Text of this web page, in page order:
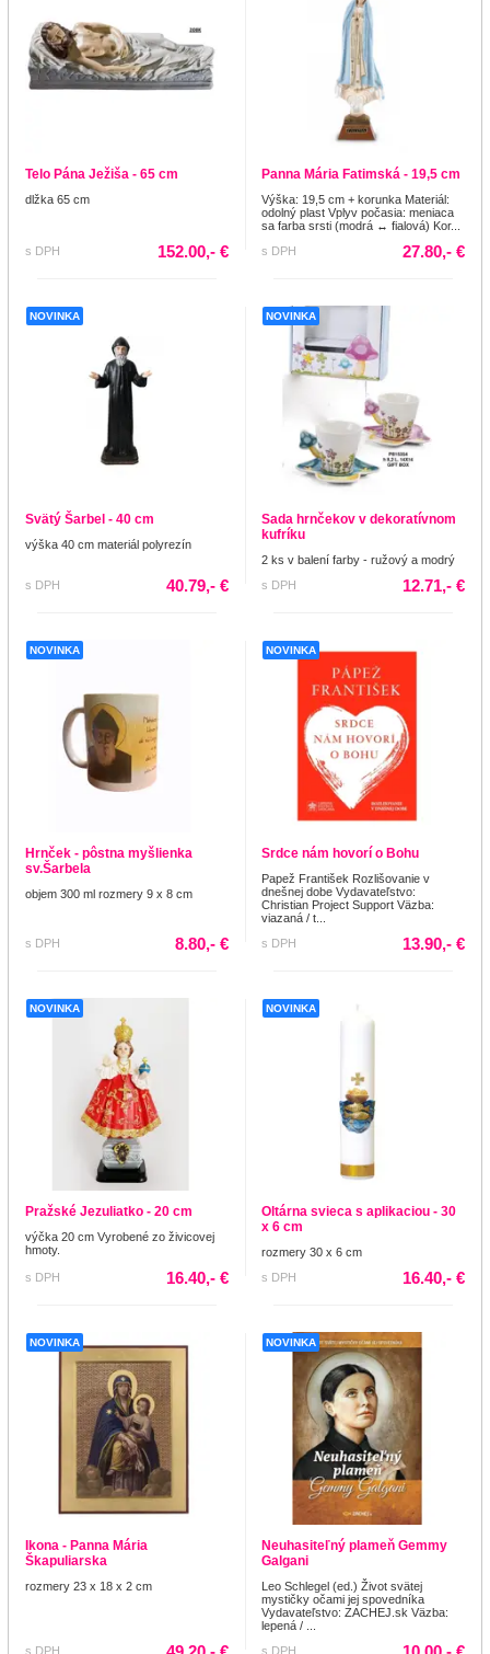
Telo Pána Ježiša - 65 cm
dlžka 65 cm
s DPH 152.00,- €
Panna Mária Fatimská - 19,5 cm
Výška: 19,5 cm + korunka Materiál:
odolný plast Vplyv počasia: meniaca
sa farba srsti (modrá ↔ fialová) Kor...
s DPH
27.80,- €
NOVINKA
Svätý Šarbel - 40 cm
výška 40 cm materiál polyrezín
s DPH 40.79,- €
NOVINKA
Sada hrnčekov v dekoratívnom
kufríku
2 ks v balení farby - ružový a modrý
s DPH
12.71,- €
NOVINKA
Hrnček - pôstna myšlienka
sv.Šarbela
objem 300 ml rozmery 9 x 8 cm
s DPH 8.80,- €
NOVINKA
Srdce nám hovorí o Bohu
Papež František Rozlišovanie v
dnešnej dobe Vydavateľstvo:
Christian Project Support Väzba:
viazaná / t...
s DPH
13.90,- €
NOVINKA
Pražské Jezuliatko - 20 cm
výčka 20 cm Vyrobené zo živicovej
hmoty.
s DPH 16.40,- €
NOVINKA
Oltárna svieca s aplikaciou - 30
x 6 cm
rozmery 30 x 6 cm
s DPH
16.40,- €
NOVINKA
Ikona - Panna Mária
Škapuliarska
rozmery 23 x 18 x 2 cm
s DPH
NOVINKA
Neuhasiteľný plameň Gemmy
Galgani
Leo Schlegel (ed.) Život svätej
mystičky očami jej spovedníka
Vydavateľstvo: ZACHEJ.sk Väzba:
lepená / ...
s DPH